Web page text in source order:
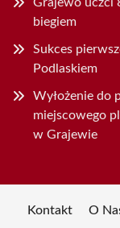
biegiem
Sukces
Podlaskiem
Wyłożenie do
miejscowego
w Grajewie
Kontakt O